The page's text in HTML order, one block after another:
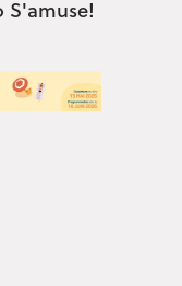
S'amuse!